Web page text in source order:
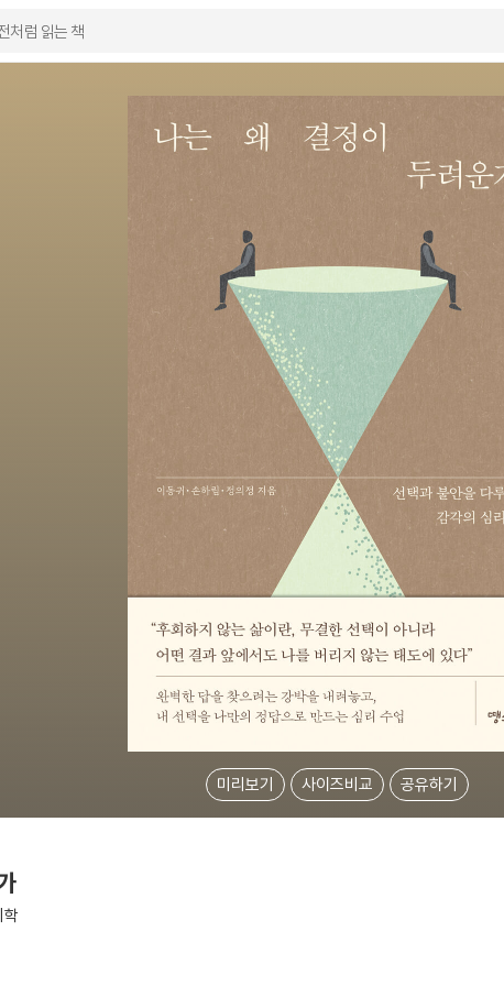
미리보기 사이즈비교 공유하기
학